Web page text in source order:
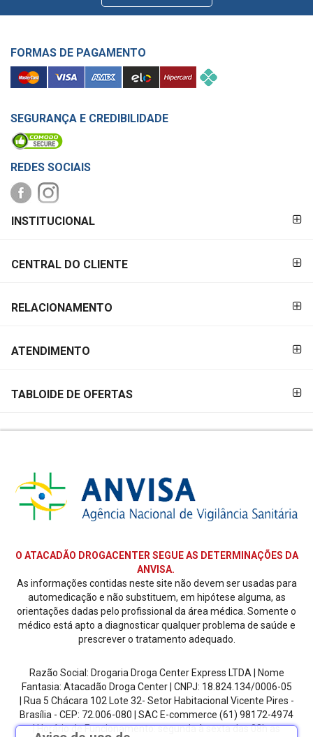
FORMAS DE PAGAMENTO
SEGURANÇA E CREDIBILIDADE
REDES SOCIAIS
PAGAMENTO
INSTITUCIONAL
CENTRAL DO CLIENTE
RELACIONAMENTO
ATENDIMENTO
TABLOIDE DE OFERTAS
O ATACADÃO DROGACENTER SEGUE AS DETERMINAÇÕES DA
ANVISA.
As informações contidas neste site não devem ser usadas para
automedicação e não substituem, em hipótese alguma, as
orientações dadas pelo profissional da área médica. Somente o
médico está apto a diagnosticar qualquer problema de saúde e
prescrever o tratamento adequado.
Razão Social: Drogaria Droga Center Express LTDA | Nome
Fantasia: Atacadão Droga Center | CNPJ: 18.824.134/0006-05
| Rua 5 Chácara 102 Lote 32- Setor Habitacional Vicente Pires -
Brasília - CEP: 72.006-080
| SAC E-commerce (61) 98172-4974
| Horário de Funcionamento: segunda à sexta das 08h as